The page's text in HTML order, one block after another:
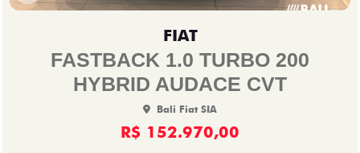
Co
FIAT
FASTBACK 1.0 TURBO 200
HYBRID AUDACE CVT
Bali Fiat SIA
R$ 152.970,00